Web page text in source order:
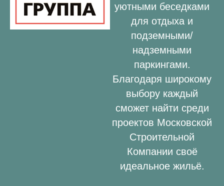
уютными беседками
для отдыха и
подземными/
надземными
паркингами.
Благодаря широкому
выбору каждый
сможет найти среди
проектов Московской
Строительной
Компании своё
идеальное жильё.